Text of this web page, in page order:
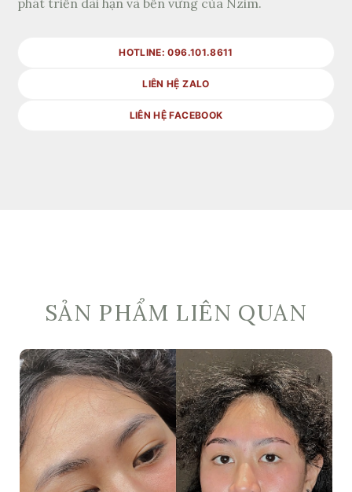
HOTLINE: 096.101.8611
LIÊN HỆ ZALO
LIÊN HỆ FACEBOOK
SẢN PHẨM LIÊN QUAN